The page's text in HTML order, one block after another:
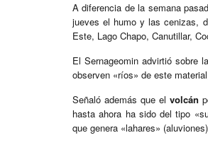
A diferencia de la semana
jueves el humo y las cenizas,
Este, Lago Chapo, Canutillar,
El Sernageomin advirtió sobre
observen «ríos» de este
Señaló además que el volcán
hasta ahora ha sido del tipo
que genera «lahares»